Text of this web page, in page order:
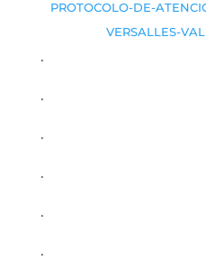
PROTOCOLO-DE-
VERSALLES-
.
.
.
.
.
.